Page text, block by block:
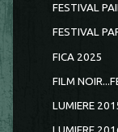
FESTIVAL
FESTIVAL
FICA 2025
FILM
LUMIERE